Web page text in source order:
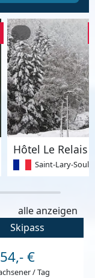
Hôtel Le Relais
Saint-Lary-
alle anzeigen
Skipass
54,- €
/ Tag